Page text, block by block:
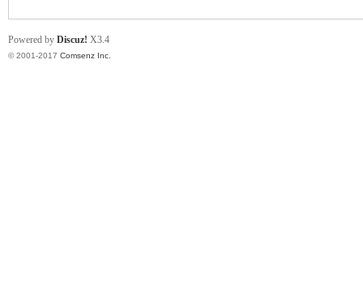
网
Powered by Discuz! X3.4
© 2001-2017 Comsenz Inc.